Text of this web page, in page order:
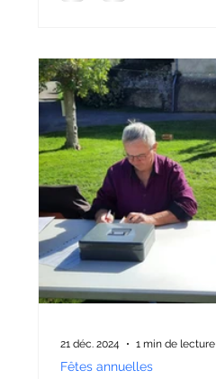
Fêtes annuelles
21 déc. 2024 1 min de lecture